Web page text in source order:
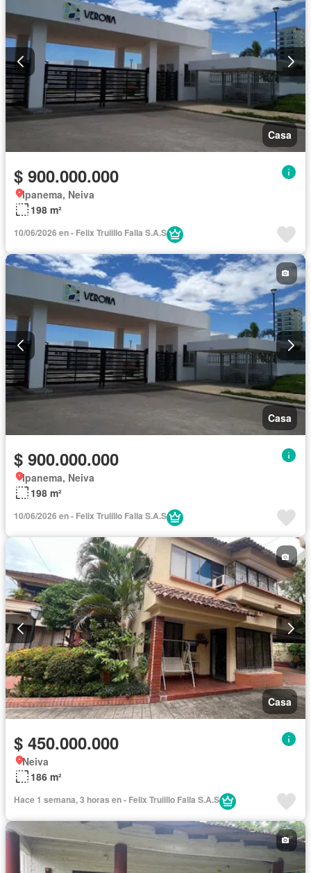
Casa
$ 900.000.000
Ipanema, Neiva
198 m²
10/06/2026 en - Felix Truiillo Falla S.A.S
Casa
$ 900.000.000
Ipanema, Neiva
198 m²
10/06/2026 en - Felix Truiillo Falla S.A.S
Casa
$ 450.000.000
Neiva
186 m²
Hace 1 semana, 3 horas en - Felix Truiillo Falla S.A.S